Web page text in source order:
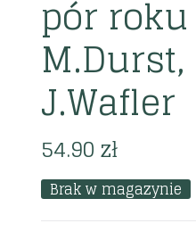
pór
J.Wafler
54.90zł
Brak w magazynie